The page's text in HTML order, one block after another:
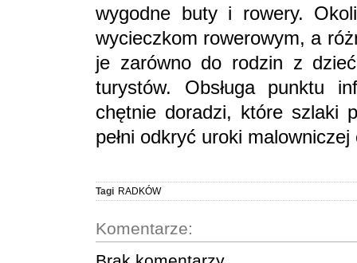
wygodne buty i rowery.
wycieczkom rowerowym, a
je zarówno do rodzin z
turystów. Obsługa punktu
chętnie doradzi, które szlaki
pełni odkryć uroki
Tagi RADKÓW
Komentarze: